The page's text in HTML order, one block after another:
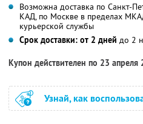
Возможна доставка по Санкт-
КАД, по Москве в пределах
курьерской службы
Срок доставки: от 2 дней до 2
Купон действителен по 23 апреля
Узнай, как